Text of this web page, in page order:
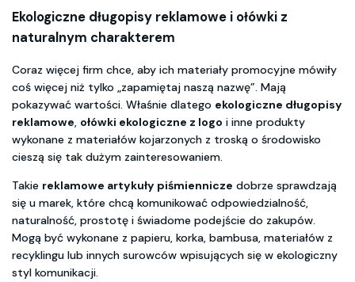
Ekologiczne długopisy reklamowe i ołówki z
naturalnym charakterem
Coraz więcej firm chce, aby ich materiały promocyjne mówiły
coś więcej niż tylko „zapamiętaj naszą nazwę”. Mają
pokazywać wartości. Właśnie dlatego ekologiczne długopisy
reklamowe, ołówki ekologiczne z logo i inne produkty
wykonane z materiałów kojarzonych z troską o środowisko
cieszą się tak dużym zainteresowaniem.
Takie reklamowe artykuły piśmiennicze dobrze sprawdzają
się u marek, które chcą komunikować odpowiedzialność,
naturalność, prostotę i świadome podejście do zakupów.
Mogą być wykonane z papieru, korka, bambusa, materiałów z
recyklingu lub innych surowców wpisujących się w ekologiczny
styl komunikacji.